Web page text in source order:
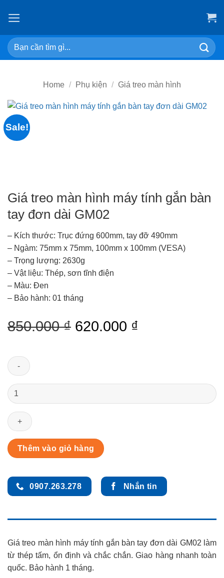
Search
for:
Home / Phụ kiện / Giá treo màn hình
Sale!
Giá treo màn hình máy tính gắn bàn
tay đơn dài GM02
– Kích thước: Trục đứng 600mm, tay đỡ 490mm
– Ngàm: 75mm x 75mm, 100mm x 100mm (VESA)
– Trọng lượng: 2630g
– Vật liệu: Thép, sơn tĩnh điện
– Màu: Đen
– Bảo hành: 01 tháng
850.000₫ Original
620.000 ₫
Giá
treo
màn
hình
tính
gắn
tay
đơn
Thêm vào giỏ hàng
0907.263.278 Nhắn tin
Giá treo màn hình máy tính gắn bàn tay đơn dài GM02 làm
từ thép tấm, ổn định và chắc chắn. Giao hàng nhanh toàn
quốc. Bảo hành 1 tháng.